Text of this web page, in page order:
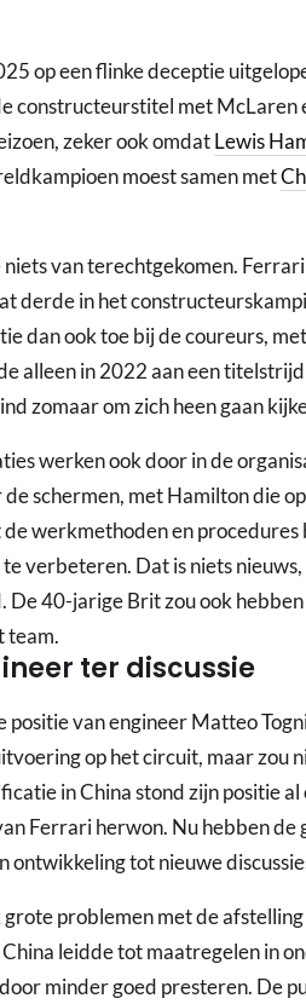
op een flinke deceptie
constructeurstitel met McLaren
zeker ook omdatLewis
moest samen met
van terechtgekomen.
derde in het
dan ook toe bij de coureurs,
alleen in 2022 aan een
zomaar om zich heen gaan
werken ook door in de
de schermen, met Hamilton die
werkmethoden en
verbeteren. Dat is niets
De 40-jarige Brit zou ook
team.
ter discussie
positie van engineer Matteo
op het circuit, maar zou
in China stond zijn positie
Ferrari herwon. Nu hebben de
ontwikkeling tot nieuwe
problemen met de
leidde tot maatregelen in
minder goed presteren. De